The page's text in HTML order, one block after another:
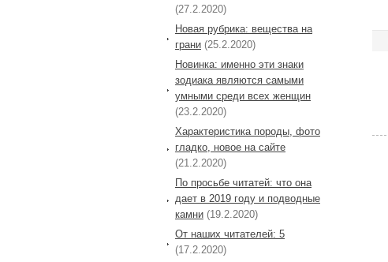
(27.2.2020)
Новая рубрика: вещества на
грани (25.2.2020)
Новинка: именно эти знаки
зодиака являются самыми
умными среди всех женщин
(23.2.2020)
Характеристика породы, фото
гладко, новое на сайте
(21.2.2020)
По просьбе читатей: что она
дает в 2019 году и подводные
камни (19.2.2020)
От наших читателей: 5
(17.2.2020)